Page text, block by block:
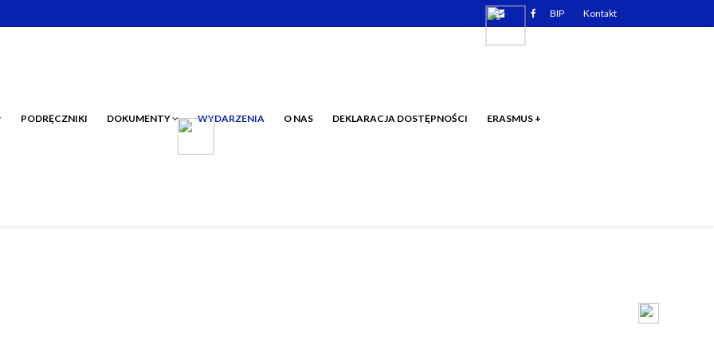
Email Facebook
BIP Kontakt
PODRĘCZNIKI DOKUMENTY WYDARZENIA O NAS DEKLARACJA DOSTĘPNOŚCI ERASMUS +